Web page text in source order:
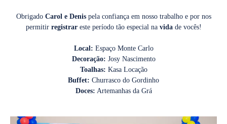
Obrigado Carol e Denis pela confiança em nosso trabalho e por nos
permitir registrareste período tão especial na vidade vocês!
Local: Espaço Monte Carlo
Decoração: Josy Nascimento
Toalhas: Kasa Locação
Buffet: Churrasco do Gordinho
Doces: Artemanhas da Grá